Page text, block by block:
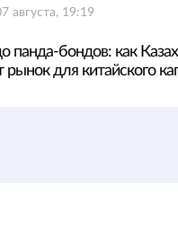
августа, 19:19
панда-бондов: как
рынок для китайского